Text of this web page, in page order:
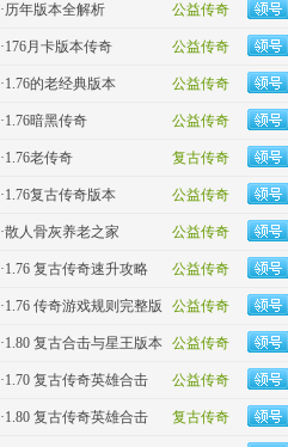
公益传奇
·历年版本全解析
公益传奇
·176月卡版本传奇
公益传奇
·1.76的老经典版本
公益传奇
·1.76暗黑传奇
复古传奇
·1.76老传奇
公益传奇
·1.76复古传奇版本
公益传奇
·散人骨灰养老之家
公益传奇
·1.76 复古传奇速升攻略
公益传奇
·1.76 传奇游戏规则完整版
公益传奇
·1.80 复古合击与星王版本
公益传奇
·1.70 复古传奇英雄合击
复古传奇
·1.80 复古传奇英雄合击